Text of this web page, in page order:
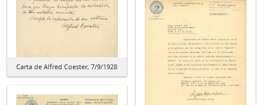
Carta de Alfred Coester, 7/9/1928